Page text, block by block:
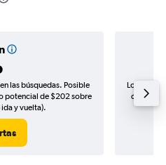
las búsquedas. Posible
potencial de $202 sobre
y vuelta).
Los
de